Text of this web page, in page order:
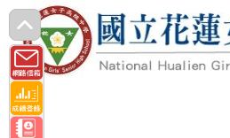
跳
轉
至
主
要